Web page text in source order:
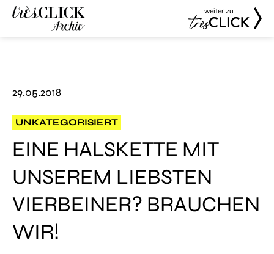
weiter zu
29.05.2018
UNKATEGORISIERT
EINE HALSKETTE MIT
UNSEREM LIEBSTEN
VIERBEINER? BRAUCHEN
WIR!